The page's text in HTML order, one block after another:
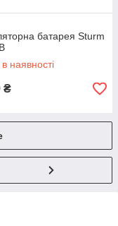
батарея Sturm
наявності
₴